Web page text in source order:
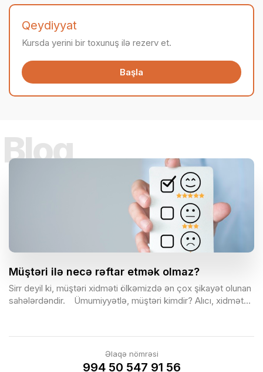
Qeydiyyat
Kursda yerini bir toxunuş ilə rezerv et.
Başla
Bloq
Müştəri ilə necə rəftar etmək olmaz?
Sirr deyil ki, müştəri xidməti ölkəmizdə ən çox şikayət olunan
sahələrdəndir.⠀ Ümumiyyətlə, müştəri kimdir? Alıcı, xidmət
olmalıdır.⠀
Əlaqə nömrəsi
994 50 547 91 56